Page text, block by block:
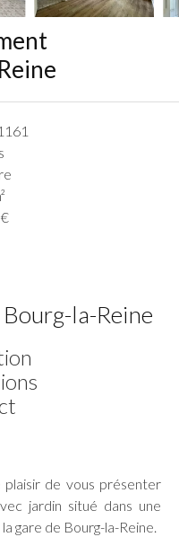
la-Reine
plaisir de vous présenter
jardin situé dans une
gare de Bourg-la-Reine.